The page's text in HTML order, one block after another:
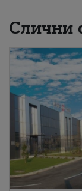
Слични